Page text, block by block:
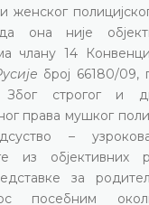
женског
она није
члану 14
број 66180/09,
строгог и
права мушког
–
из објективних
за
посебним